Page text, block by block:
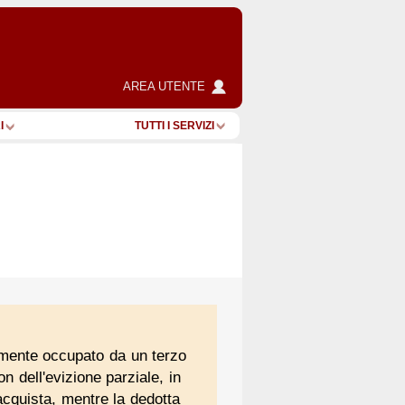
AREA UTENTE
TUTTI I SERVIZI
occupato da un terzo
dell'evizione parziale, in
mentre la dedotta